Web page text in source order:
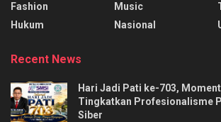
Fashion
Hukum
Music
Nasional
Recent News
Hari Jadi Pati ke-703,
Tingkatkan Profesionalisme
Siber